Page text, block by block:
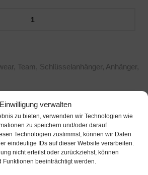
Einwilligung verwalten
zu bieten, verwenden wir Technologien wie
zu speichern und/oder darauf
Technologien zustimmst, können wir Daten
eindeutige IDs auf dieser Website verarbeiten.
nicht erteilst oder zurückziehst, können
beeinträchtigt werden.
, Team , Schlüsselanhänger, Anhänger,
Beschreibung
Information